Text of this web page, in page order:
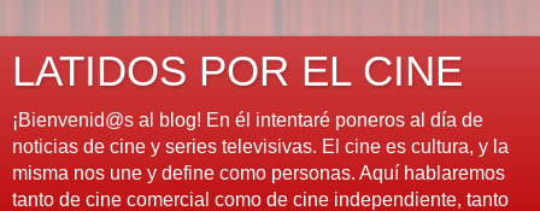
LATIDOS POR EL CINE
¡Bienvenid@s al blog! En él intentaré poneros al día de
noticias de cine y series televisivas. El cine es cultura, y la
misma nos une y define como personas. Aquí hablaremos
tanto de cine comercial como de cine independiente, tanto